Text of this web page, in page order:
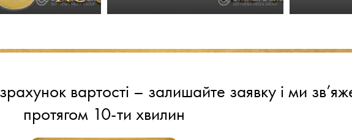
вартості – залишайте заявку і ми
протягом 10-ти хвилин